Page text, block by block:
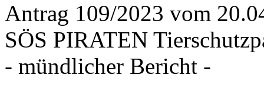
Antrag 109/2023 vom
SÖS PIRATEN
- mündlicher Bericht -